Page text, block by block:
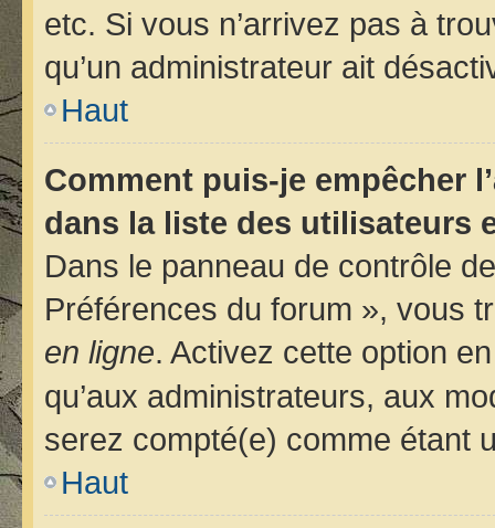
etc. Si vous n’arrivez pas à
qu’un administrateur ait
Haut
Comment puis-je empêcher
dans la liste des utilisateurs
Dans le panneau de contrôle
Préférences du forum », vous
en ligne. Activez cette option
qu’aux administrateurs, aux
serez compté(e) comme étant
Haut